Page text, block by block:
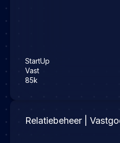
StartUp
Vast
85k
Relatiebeheer |